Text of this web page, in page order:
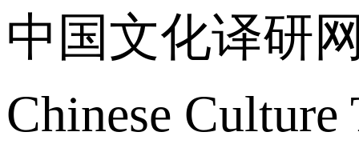
中国文化译研
Chinese